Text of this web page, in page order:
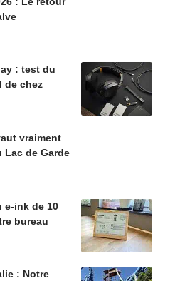
: test du
de chez
vraiment
Lac de Garde
e-ink de 10
bureau
: Notre